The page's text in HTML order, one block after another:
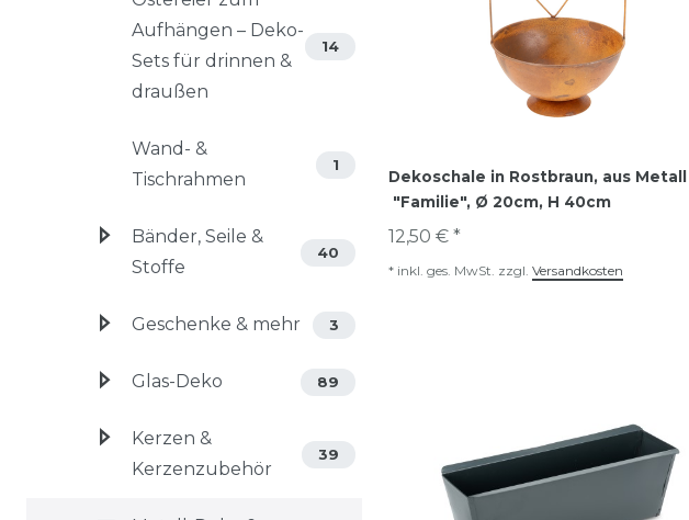
Aufhängen – Deko-
Sets für drinnen &
draußen
14
Wand- &
Tischrahmen
1
Bänder, Seile &
Stoffe
40
Geschenke & mehr 3
Glas-Deko 89
Kerzen &
Kerzenzubehör
39
Dekoschale in Rostbraun, aus Metall
"Familie", Ø 20cm, H 40cm
12,50 € *
* inkl. ges. MwSt. zzgl. Versandkosten